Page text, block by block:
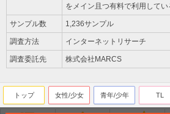
をメイン且つ有料で利用して
サンプル数 1,236サンプル
調査方法 インターネットリサーチ
調査委託先 株式会社MARCS
トップ 女性/少女 青年/少年 TL